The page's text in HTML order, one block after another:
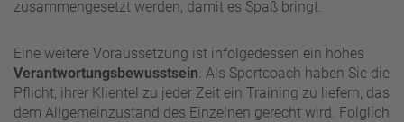
zusammengesetzt werden, damit es Spaß bringt.
Eine weitere Voraussetzung ist infolgedessen ein hohes
Verantwortungsbewusstsein . Als Sportcoach haben Sie die
Pflicht, ihrer Klientel zu jeder Zeit ein Training zu liefern, das
dem Allgemeinzustand des Einzelnen gerecht wird. Folglich